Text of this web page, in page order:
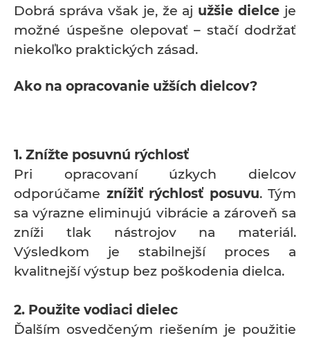
Dobrá správa však je, že aj užšie dielce je
možné úspešne olepovať – stačí dodržať
niekoľko praktických zásad.
Ako na opracovanie užších dielcov?
1. Znížte posuvnú rýchlosť
Pri opracovaní úzkych dielcov
odporúčame znížiť rýchlosť posuvu. Tým
sa výrazne eliminujú vibrácie a zároveň sa
zníži tlak nástrojov na materiál.
Výsledkom je stabilnejší proces a
kvalitnejší výstup bez poškodenia dielca.
2. Použite vodiaci dielec
Ďalším osvedčeným riešením je použitie